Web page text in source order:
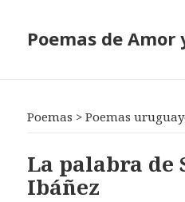
Poemas de Amor
Poemas >Poemas
La palabra de
Ibáñez